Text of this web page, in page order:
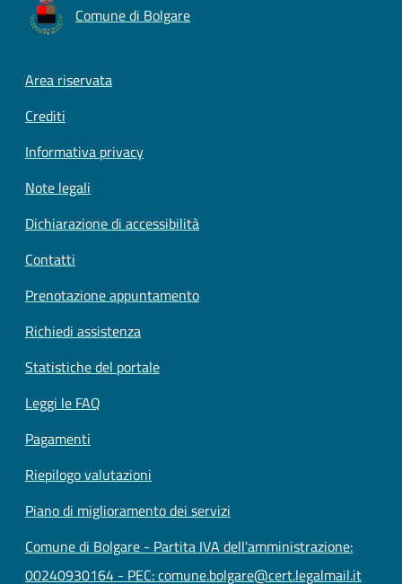
Comune di Bolgare
Footer menu
Area riservata
Crediti
Informativa privacy
Note legali
Dichiarazione di accessibilità
Contatti
Prenotazione appuntamento
Richiedi assistenza
Statistiche del portale
Leggi le FAQ
Pagamenti
Riepilogo valutazioni
Piano di miglioramento dei servizi
Comune di Bolgare - Partita IVA dell'amministrazione:
00240930164 - PEC: comune.bolgare@cert.legalmail.it